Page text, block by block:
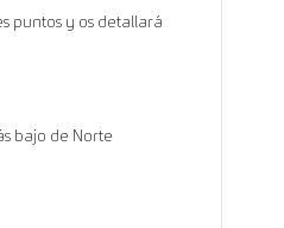
puntos y os detallará
bajo de Norte